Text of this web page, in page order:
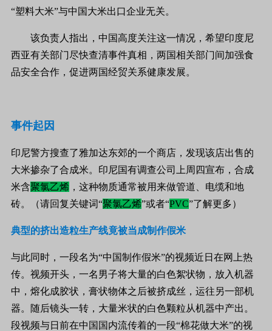
“塑料大米”与中国大米出口企业无关。
该负责人指出，中国高度关注这一情况，希望印度尼
西亚有关部门尽快查清事件真相，两国相关部门间加强食
品安全合作，促进两国经贸关系健康发展。
事件起因
印尼警方搜查了雅加达东郊的一个商店，发现该店出售的
大米掺杂了合成米。印尼国有调查公司上周四宣布，合成
米含聚氯乙烯 ，这种物质通常被用来做管道、电缆和地
砖。（请回复关键词“聚氯乙烯”或者“PVC”了解更多）
典型的挤出造粒生产线竟被当成制作假米
与此同时，一段名为“中国制作假米”的视频近日在网上热
传。 视频开头，一名男子将大量的白色絮状物，放入机器
中，熔化成胶状，膏状物体之后被挤成丝，运往另一部机
器。随后镜头一转，大量米状的白色颗粒从机器中产出。
段视频与日前在中国国内流传着的一段“棉花做大米”的视